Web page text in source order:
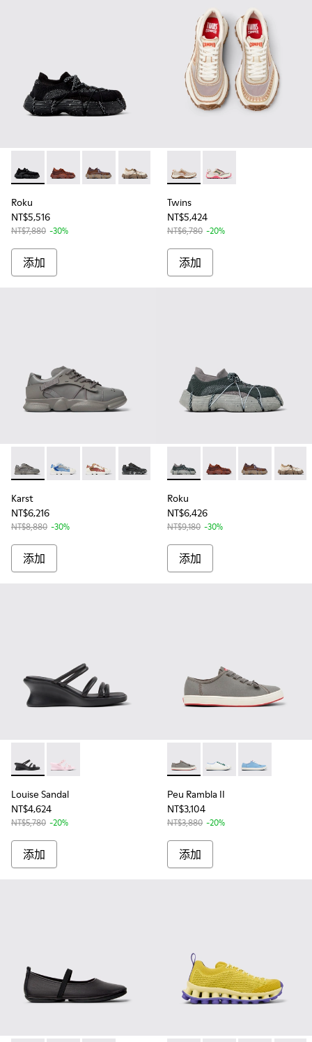
Roku - K201630-001 - 女士多色紡織運動鞋
Roku - K201630-010
Roku - K201630-009
Roku - K201630-008
Roku - K201630-007
Roku - K201630-006
Roku -
Roku
NT$5,516
NT$7,880 -30%
添加
Twins - K201865-002 - 女
Twins - K201865-003
Twins
NT$5,424
NT$6,780 -20%
添加
Karst - K201439-010 - 深灰皮革織布拼接女士運動鞋
Karst - K201439-023
Karst - K201439-022
Karst - K201439-020
Karst - K201439-019
Karst - K201439-005
Karst - K201439-
Karst
NT$6,216
NT$8,880 -30%
添加
Roku - K201630-005 -
Roku - K201630-010
Roku - Roku
Roku
NT$6,426
NT$9,180 -30%
添加
Louise Sandal - K201938-001 - 女士黑色皮涼鞋
Louise Sandal - K201938-003 - 女士粉色皮涼鞋
Louise Sandal
NT$4,624
NT$5,780 -20%
添加
Peu Rambla II - K201884-
Peu Rambla II -
Peu Rambla
Peu Rambla II
NT$3,104
NT$3,880 -20%
添加